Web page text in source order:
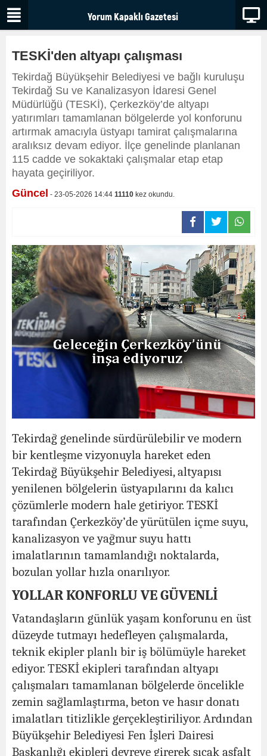
TESKİ'den altyapı çalışması
Tekirdağ Büyükşehir Belediyesi ve bağlı kuruluşu
Tekirdağ Su ve Kanalizasyon İdaresi Genel
Müdürlüğü (TESKİ), Çerkezköy’de altyapı
yatırımları tamamlanan bölgelerde yol konforunu
artırmak amacıyla üstyapı tamirat çalışmalarına
aralıksız devam ediyor. İlçe genelinde planlanan
115 cadde ve sokaktaki çalışmalar etap etap
hayata geçiriliyor.
Güncel - 23-05-2026 14:44 11110 kez okundu.
Tekirdağ genelinde sürdürülebilir ve modern
bir kentleşme vizyonuyla hareket eden
Tekirdağ Büyükşehir Belediyesi, altyapısı
yenilenen bölgelerin üstyapılarını da kalıcı
çözümlerle modern hale getiriyor. TESKİ
tarafından Çerkezköy’de yürütülen içme suyu,
kanalizasyon ve yağmur suyu hattı
imalatlarının tamamlandığı noktalarda,
bozulan yollar hızla onarılıyor.
YOLLAR KONFORLU VE GÜVENLİ
Vatandaşların günlük yaşam konforunu en üst
düzeyde tutmayı hedefleyen çalışmalarda,
teknik ekipler planlı bir iş bölümüyle hareket
ediyor. TESKİ ekipleri tarafından altyapı
çalışmaları tamamlanan bölgelerde öncelikle
zemin sağlamlaştırma, beton ve hasır donatı
imalatları titizlikle gerçekleştiriliyor. Ardından
Büyükşehir Belediyesi Fen İşleri Dairesi
Başkanlığı ekipleri devreye girerek sıcak asfalt